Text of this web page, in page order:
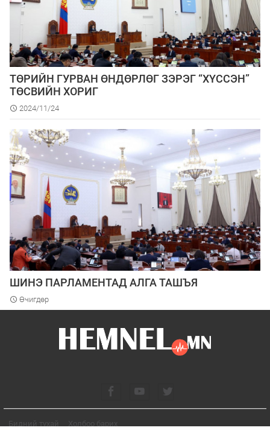
ТӨРИЙН ГУРВАН ӨНДӨРЛӨГ ЗЭРЭГ “ХҮССЭН”
ТӨСВИЙН ХОРИГ
2024/11/24
ШИНЭ ПАРЛАМЕНТАД АЛГА ТАШЪЯ
Өчигдөр
Бидний тухай Холбоо барих